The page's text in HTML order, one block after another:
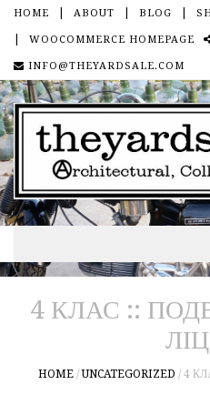
HOME ABOUT BLOG
WOOCOMMERCE HOMEPAGE
INFO@THEYARDSALE.COM
Skip to content
4 КЛАС ::
HOME / UNCATEGORIZED / 4